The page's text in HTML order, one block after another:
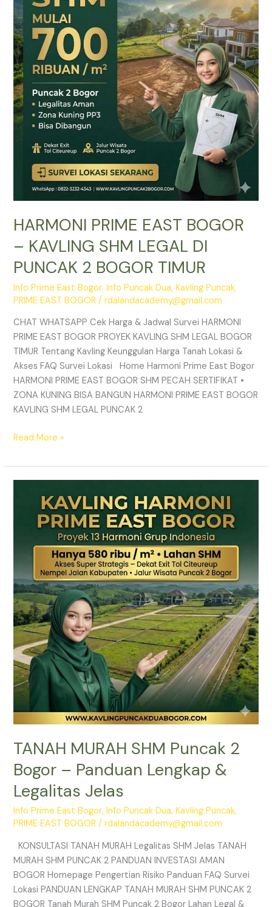
HARMONI PRIME EAST BOGOR
– KAVLING SHM LEGAL DI
PUNCAK 2 BOGOR TIMUR
Info Prime East Bogor,Info Puncak Dua,Kavling Puncak,
PRIME EAST BOGOR /rdalandacademy@gmail.com
CHAT WHATSAPP Cek Harga & Jadwal Survei HARMONI
PRIME EAST BOGOR PROYEK KAVLING SHM LEGAL BOGOR
TIMUR Tentang Kavling Keunggulan Harga Tanah Lokasi &
Akses FAQ Survei Lokasi Home Harmoni Prime East Bogor
HARMONI PRIME EAST BOGOR SHM PECAH SERTIFIKAT •
ZONA KUNING BISA BANGUN HARMONI PRIME EAST BOGOR
KAVLING SHM LEGAL PUNCAK 2
BOGOR
–
KAVLING
SHM
LEGAL
DI
PUNCAK
2
BOGOR
Read More »
TANAH MURAH SHM Puncak 2
Bogor – Panduan Lengkap &
Legalitas Jelas
Info Prime East Bogor,Info Puncak Dua,Kavling Puncak,
PRIME EAST BOGOR /rdalandacademy@gmail.com
KONSULTASI TANAH MURAH Legalitas SHM Jelas TANAH
MURAH SHM PUNCAK 2 PANDUAN INVESTASI AMAN
BOGOR Homepage Pengertian Risiko Panduan FAQ Survei
Lokasi PANDUAN LENGKAP TANAH MURAH SHM PUNCAK 2
BOGOR Tanah Murah SHM Puncak 2 Bogor Lahan Legal &
MURAH
Puncak
Panduan
Lengkap
&
Legalitas
Jelas